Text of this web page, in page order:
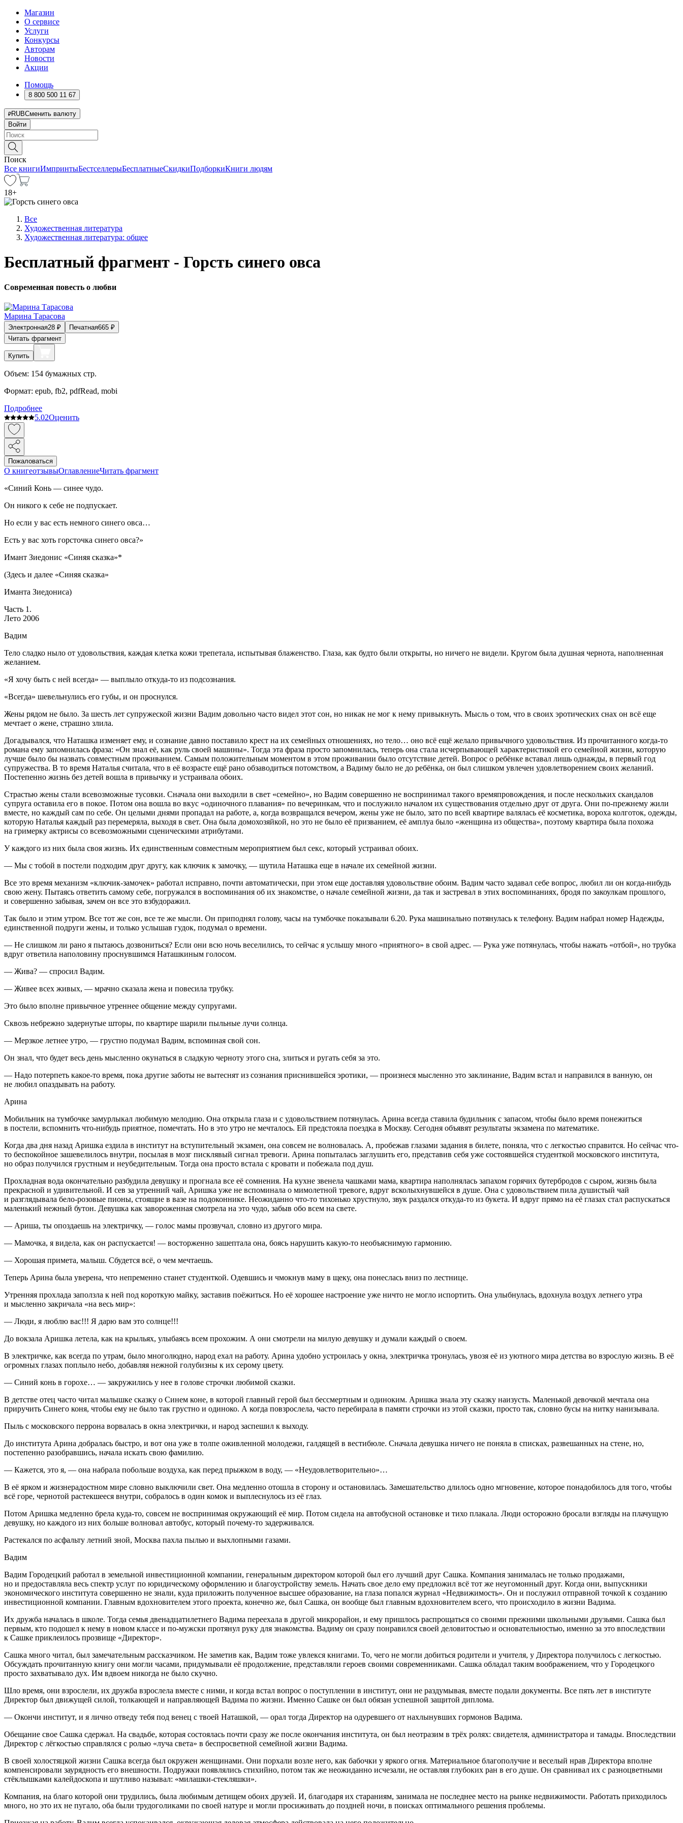
Магазин
О сервисе
Услуги
Конкурсы
Авторам
Новости
Акции
Помощь
8 800 500 11 67
RUBСменить валюту
Войти
Поиск
Все книгиИмпринтыБестселлерыБесплатныеСкидкиПодборкиКниги людям
18+
Все
Художественная литература
Художественная литература: общее
Бесплатный фрагмент - Горсть синего овса
Современная повесть о любви
Марина Тарасова
Электронная28 ₽ Печатная665 ₽
Читать фрагмент
Купить
Объем: 154 бумажных стр.
Формат: epub, fb2, pdfRead, mobi
Подробнее
5.02Оценить
Пожаловаться
О книгеотзывыОглавлениеЧитать фрагмент
«Синий Конь — синее чудо.
Он никого к себе не подпускает.
Но если у вас есть немного синего овса…
Есть у вас хоть горсточка синего овса?»
Имант Зиедонис «Синяя сказка»*
(Здесь и далее «Синяя сказка»
Иманта Зиедониса)
Часть 1.
Лето 2006
Вадим
Тело сладко ныло от удовольствия, каждая клетка кожи трепетала, испытывая блаженство. Глаза, как будто были открыты, но ничего не видели. Кругом была душная чернота, наполненная
желанием.
«Я хочу быть с ней всегда» — выплыло откуда-то из подсознания.
«Всегда» шевельнулись его губы, и он проснулся.
Жены рядом не было. За шесть лет супружеской жизни Вадим довольно часто видел этот сон, но никак не мог к нему привыкнуть. Мысль о том, что в своих эротических снах он всё еще
мечтает о жене, страшно злила.
Догадывался, что Наташка изменяет ему, и сознание давно поставило крест на их семейных отношениях, но тело… оно всё ещё желало привычного удовольствия. Из прочитанного когда-то
романа ему запомнилась фраза: «Он знал её, как руль своей машины». Тогда эта фраза просто запомнилась, теперь она стала исчерпывающей характеристикой его семейной жизни, которую
лучше было бы назвать совместным проживанием. Самым положительным моментом в этом проживании было отсутствие детей. Вопрос о ребёнке вставал лишь однажды, в первый год
супружества. В то время Наталья считала, что в её возрасте ещё рано обзаводиться потомством, а Вадиму было не до ребёнка, он был слишком увлечен удовлетворением своих желаний.
Постепенно жизнь без детей вошла в привычку и устраивала обоих.
Страстью жены стали всевозможные тусовки. Сначала они выходили в свет «семейно», но Вадим совершенно не воспринимал такого времяпровождения, и после нескольких скандалов
супруга оставила его в покое. Потом она вошла во вкус «одиночного плавания» по вечеринкам, что и послужило началом их существования отдельно друг от друга. Они по-прежнему жили
вместе, но каждый сам по себе. Он целыми днями пропадал на работе, а, когда возвращался вечером, жены уже не было, зато по всей квартире валялась её косметика, вороха колготок, одежды,
которую Наталья каждый раз перемеряла, выходя в свет. Она была домохозяйкой, но это не было её призванием, её амплуа было «женщина из общества», поэтому квартира была похожа
на гримерку актрисы со всевозможными сценическими атрибутами.
У каждого из них была своя жизнь. Их единственным совместным мероприятием был секс, который устраивал обоих.
— Мы с тобой в постели подходим друг другу, как ключик к замочку, — шутила Наташка еще в начале их семейной жизни.
Все это время механизм «ключик-замочек» работал исправно, почти автоматически, при этом еще доставляя удовольствие обоим. Вадим часто задавал себе вопрос, любил ли он когда-нибудь
свою жену. Пытаясь ответить самому себе, погружался в воспоминания об их знакомстве, о начале семейной жизни, да так и застревал в этих воспоминаниях, бродя по закоулкам прошлого,
и совершенно забывая, зачем он все это взбудоражил.
Так было и этим утром. Все тот же сон, все те же мысли. Он приподнял голову, часы на тумбочке показывали 6.20. Рука машинально потянулась к телефону. Вадим набрал номер Надежды,
единственной подруги жены, и только услышав гудок, подумал о времени.
— Не слишком ли рано я пытаюсь дозвониться? Если они всю ночь веселились, то сейчас я услышу много «приятного» в свой адрес. — Рука уже потянулась, чтобы нажать «отбой», но трубка
вдруг ответила наполовину проснувшимся Наташкиным голосом.
— Жива? — спросил Вадим.
— Живее всех живых, — мрачно сказала жена и повесила трубку.
Это было вполне привычное утреннее общение между супругами.
Сквозь небрежно задернутые шторы, по квартире шарили пыльные лучи солнца.
— Мерзкое летнее утро, — грустно подумал Вадим, вспоминая свой сон.
Он знал, что будет весь день мысленно окунаться в сладкую черноту этого сна, злиться и ругать себя за это.
— Надо потерпеть какое-то время, пока другие заботы не вытеснят из сознания приснившейся эротики, — произнеся мысленно это заклинание, Вадим встал и направился в ванную, он
не любил опаздывать на работу.
Арина
Мобильник на тумбочке замурлыкал любимую мелодию. Она открыла глаза и с удовольствием потянулась. Арина всегда ставила будильник с запасом, чтобы было время понежиться
в постели, вспомнить что-нибудь приятное, помечтать. Но в это утро не мечталось. Ей предстояла поездка в Москву. Сегодня объявят результаты экзамена по математике.
Когда два дня назад Аришка ездила в институт на вступительный экзамен, она совсем не волновалась. А, пробежав глазами задания в билете, поняла, что с легкостью справится. Но сейчас что-
то беспокойное зашевелилось внутри, посылая в мозг писклявый сигнал тревоги. Арина попыталась заглушить его, представив себя уже состоявшейся студенткой московского института,
но образ получился грустным и неубедительным. Тогда она просто встала с кровати и побежала под душ.
Прохладная вода окончательно разбудила девушку и прогнала все её сомнения. На кухне звенела чашками мама, квартира наполнялась запахом горячих бутербродов с сыром, жизнь была
прекрасной и удивительной. И сев за утренний чай, Аришка уже не вспоминала о мимолетной тревоге, вдруг всколыхнувшейся в душе. Она с удовольствием пила душистый чай
и разглядывала бело-розовые пионы, стоящие в вазе на подоконнике. Неожиданно что-то тихонько хрустнуло, звук раздался откуда-то из букета. И вдруг прямо на её глазах стал распускаться
маленький нежный бутон. Девушка как завороженная смотрела на это чудо, забыв обо всем на свете.
— Ариша, ты опоздаешь на электричку, — голос мамы прозвучал, словно из другого мира.
— Мамочка, я видела, как он распускается! — восторженно зашептала она, боясь нарушить какую-то необъяснимую гармонию.
— Хорошая примета, малыш. Сбудется всё, о чем мечтаешь.
Теперь Арина была уверена, что непременно станет студенткой. Одевшись и чмокнув маму в щеку, она понеслась вниз по лестнице.
Утренняя прохлада заползла к ней под короткую майку, заставив поёжиться. Но её хорошее настроение уже ничто не могло испортить. Она улыбнулась, вдохнула воздух летнего утра
и мысленно закричала «на весь мир»:
— Люди, я люблю вас!!! Я дарю вам это солнце!!!
До вокзала Аришка летела, как на крыльях, улыбаясь всем прохожим. А они смотрели на милую девушку и думали каждый о своем.
В электричке, как всегда по утрам, было многолюдно, народ ехал на работу. Арина удобно устроилась у окна, электричка тронулась, увозя её из уютного мира детства во взрослую жизнь. В её
огромных глазах поплыло небо, добавляя нежной голубизны к их серому цвету.
— Синий конь в горохе… — закружились у нее в голове строчки любимой сказки.
В детстве отец часто читал малышке сказку о Синем коне, в которой главный герой был бессмертным и одиноким. Аришка знала эту сказку наизусть. Маленькой девочкой мечтала она
приручить Синего коня, чтобы ему не было так грустно и одиноко. А когда повзрослела, часто перебирала в памяти строчки из этой сказки, просто так, словно бусы на нитку нанизывала.
Пыль с московского перрона ворвалась в окна электрички, и народ заспешил к выходу.
До института Арина добралась быстро, и вот она уже в толпе оживленной молодежи, галдящей в вестибюле. Сначала девушка ничего не поняла в списках, развешанных на стене, но,
постепенно разобравшись, начала искать свою фамилию.
— Кажется, это я, — она набрала побольше воздуха, как перед прыжком в воду, — «Неудовлетворительно»…
В её ярком и жизнерадостном мире словно выключили свет. Она медленно отошла в сторону и остановилась. Замешательство длилось одно мгновение, которое понадобилось для того, чтобы
всё горе, чернотой растекшееся внутри, собралось в один комок и выплеснулось из её глаз.
Потом Аришка медленно брела куда-то, совсем не воспринимая окружающий её мир. Потом сидела на автобусной остановке и тихо плакала. Люди осторожно бросали взгляды на плачущую
девушку, но каждого из них больше волновал автобус, который почему-то задерживался.
Растекался по асфальту летний зной, Москва пахла пылью и выхлопными газами.
Вадим
Вадим Городецкий работал в земельной инвестиционной компании, генеральным директором которой был его лучший друг Сашка. Компания занималась не только продажами,
но и предоставляла весь спектр услуг по юридическому оформлению и благоустройству земель. Начать свое дело ему предложил всё тот же неугомонный друг. Когда они, выпускники
экономического института совершенно не знали, куда приложить полученное высшее образование, на глаза попался журнал «Недвижимость». Он и послужил отправной точкой к созданию
инвестиционной компании. Главным вдохновителем этого проекта, конечно же, был Сашка, он вообще был главным вдохновителем всего, что происходило в жизни Вадима.
Их дружба началась в школе. Тогда семья двенадцатилетнего Вадима переехала в другой микрорайон, и ему пришлось распрощаться со своими прежними школьными друзьями. Сашка был
первым, кто подошел к нему в новом классе и по-мужски протянул руку для знакомства. Вадиму он сразу понравился своей деловитостью и основательностью, именно за это впоследствии
к Сашке приклеилось прозвище «Директор».
Сашка много читал, был замечательным рассказчиком. Не заметив как, Вадим тоже увлекся книгами. То, чего не могли добиться родители и учителя, у Директора получилось с легкостью.
Обсуждать прочитанную книгу они могли часами, придумывали её продолжение, представляли героев своими современниками. Сашка обладал таким воображением, что у Городецкого
просто захватывало дух. Им вдвоем никогда не было скучно.
Шло время, они взрослели, их дружба взрослела вместе с ними, и когда встал вопрос о поступлении в институт, они не раздумывая, вместе подали документы. Все пять лет в институте
Директор был движущей силой, толкающей и направляющей Вадима по жизни. Именно Сашке он был обязан успешной защитой диплома.
— Окончи институт, и я лично отведу тебя под венец с твоей Наташкой, — орал тогда Директор на одуревшего от нахлынувших гормонов Вадима.
Обещание свое Сашка сдержал. На свадьбе, которая состоялась почти сразу же после окончания института, он был неотразим в трёх ролях: свидетеля, администратора и тамады. Впоследствии
Директор с лёгкостью справлялся с ролью «луча света» в беспросветной семейной жизни Вадима.
В своей холостяцкой жизни Сашка всегда был окружен женщинами. Они порхали возле него, как бабочки у яркого огня. Материальное благополучие и веселый нрав Директора вполне
компенсировали заурядность его внешности. Подружки появлялись стихийно, потом так же неожиданно исчезали, не оставляя глубоких ран в его душе. Он сравнивал их с разноцветными
стёклышками калейдоскопа и шутливо называл: «милашки-стекляшки».
Компания, на благо которой они трудились, была любимым детищем обоих друзей. И, благодаря их стараниям, занимала не последнее место на рынке недвижимости. Работать приходилось
много, но это их не пугало, оба были трудоголиками по своей натуре и могли просиживать до поздней ночи, в поисках оптимального решения проблемы.